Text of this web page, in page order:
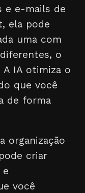
e e-mails de
ela pode
uma com
o
A IA otimiza o
que você
de forma
organização
criar
e
você